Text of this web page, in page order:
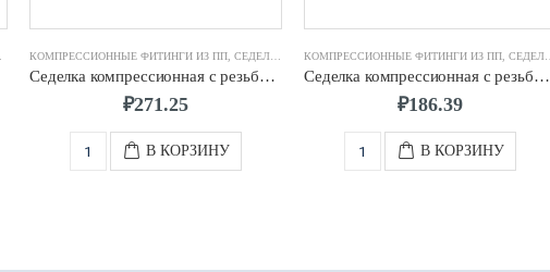
КОМПРЕССИОННЫЕ ФИТИНГИ ИЗ ПП СЕДЕЛКА КОМПРЕССИОННАЯ
Седелка компрессионная с резьбовым отводом д.90 х 1 1/2″
₽271.25
В КОРЗИНУ
КОМПРЕССИОННЫЕ ФИТИНГИ ИЗ ПП СЕДЕЛКА КОМПРЕССИОННАЯ
Седелка компрессионная с резьбовым отводом д.63 х 1″
₽186.39
В КОРЗИНУ